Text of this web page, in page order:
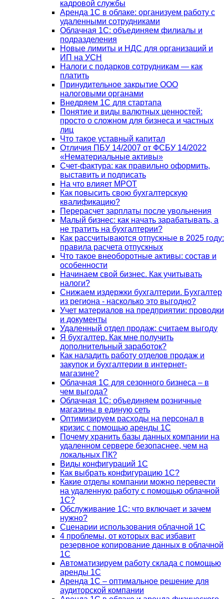
кадровой службы
Аренда 1С в облаке: организуем работу с
удаленными сотрудниками
Облачная 1С: объединяем филиалы и
подразделения
Новые лимиты и НДС для организаций и
ИП на УСН
Налоги с подарков сотрудникам — как
платить
Принудительное закрытие ООО
налоговыми органами
Внедряем 1С для стартапа
Понятие и виды валютных ценностей:
просто о сложном для бизнеса и частных
лиц
Что такое уставный капитал
Отличия ПБУ 14/2007 от ФСБУ 14/2022
«Нематериальные активы»
Счет-фактура: как правильно оформить,
выставить и подписать
На что влияет МРОТ
Как повысить свою бухгалтерскую
квалификацию?
Перерасчет зарплаты после увольнения
Малый бизнес: как начать зарабатывать, а
не тратить на бухгалтерии?
Как рассчитываются отпускные в 2025 году:
правила расчета отпускных
Что такое внеоборотные активы: состав и
особенности
Начинаем свой бизнес. Как учитывать
налоги?
Снижаем издержки бухгалтерии. Бухгалтер
из региона - насколько это выгодно?
Учет материалов на предприятии: проводки
и документы
Удаленный отдел продаж: считаем выгоду
Я бухгалтер. Как мне получить
дополнительный заработок?
Как наладить работу отделов продаж и
закупок и бухгалтерии в интернет-
магазине?
Облачная 1С для сезонного бизнеса – в
чем выгода?
Облачная 1С: объединяем розничные
магазины в единую сеть
Оптимизируем расходы на персонал в
кризис с помощью аренды 1С
Почему хранить базы данных компании на
удаленном сервере безопаснее, чем на
локальных ПК?
Виды конфигураций 1С
Как выбрать конфигурацию 1С?
Какие отделы компании можно перевести
на удаленную работу с помощью облачной
1С?
Обслуживание 1С: что включает и зачем
нужно?
Сценарии использования облачной 1С
4 проблемы, от которых вас избавит
резервное копирование данных в облачной
1С
Автоматизируем работу склада с помощью
аренды 1С
Аренда 1С – оптимальное решение для
аудиторской компании